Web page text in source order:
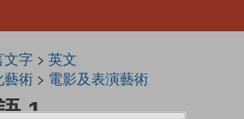
文字> 英文
藝術> 電影及表演藝術
1